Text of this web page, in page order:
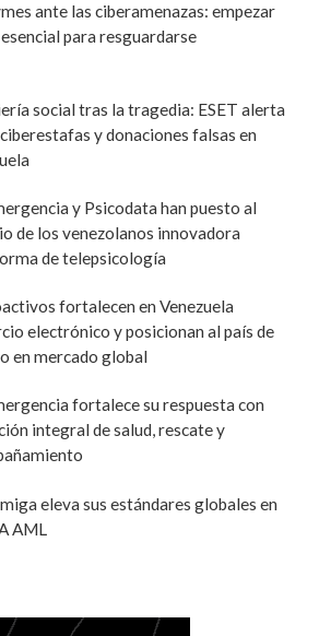
ante las ciberamenazas: empezar
para resguardarse
social tras la tragedia: ESET alerta
y donaciones falsas en
y Psicodata han puesto al
de los venezolanos innovadora
de telepsicología
fortalecen en Venezuela
electrónico y posicionan al país de
en mercado global
fortalece su respuesta con
integral de salud, rescate y
eleva sus estándares globales en
AML